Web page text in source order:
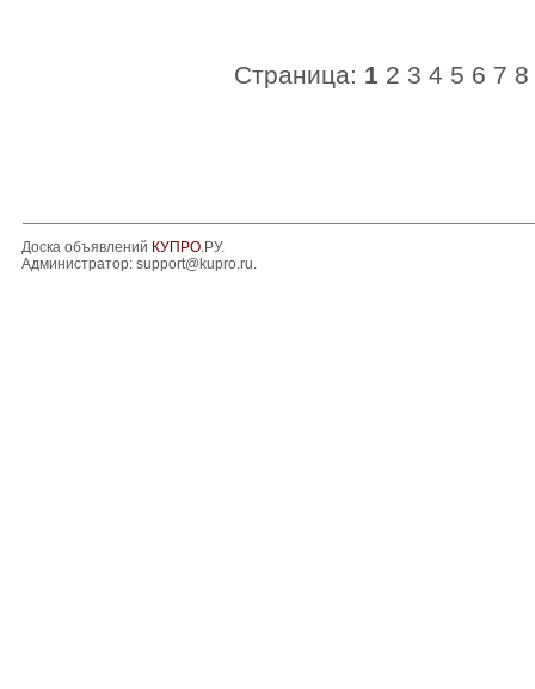
Страница: 1 2 3 4 5 6 7 8
Доска объявлений КУПРО.РУ.
Администратор: support@kupro.ru.